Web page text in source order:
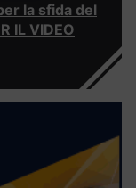
la sfida del
IL VIDEO